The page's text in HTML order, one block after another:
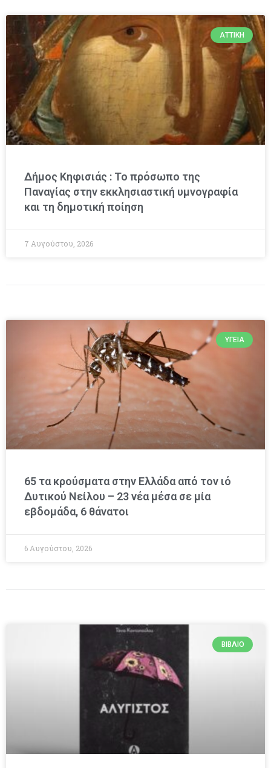
ΑΤΤΙΚΉ
Δήμος Κηφισιάς : Το πρόσωπο της
Παναγίας στην εκκλησιαστική υμνογραφία
και τη δημοτική ποίηση
7 Αυγούστου, 2026
ΥΓΕΊΑ
65 τα κρούσματα στην Ελλάδα από τον ιό
Δυτικού Νείλου – 23 νέα μέσα σε μία
εβδομάδα, 6 θάνατοι
6 Αυγούστου, 2026
ΒΙΒΛΊΟ